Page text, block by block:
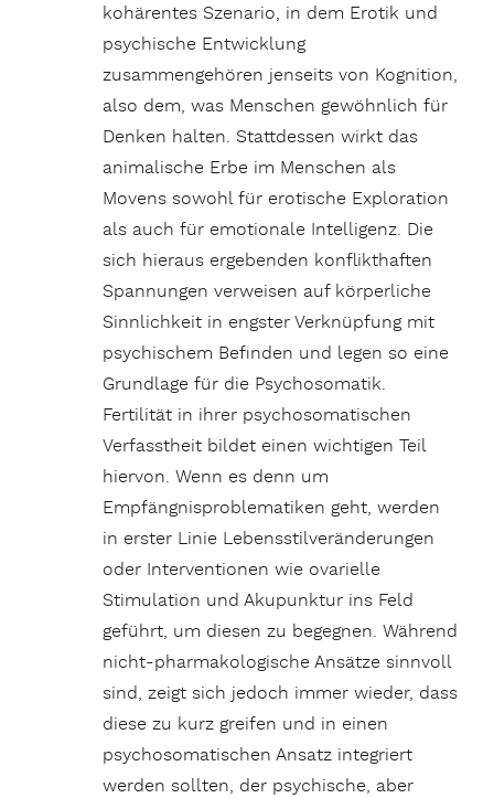
kohärentes Szenario, in dem Erotik und
psychische Entwicklung
zusammengehören jenseits von Kognition,
also dem, was Menschen gewöhnlich für
Denken halten. Stattdessen wirkt das
animalische Erbe im Menschen als
Movens sowohl für erotische Exploration
als auch für emotionale Intelligenz. Die
sich hieraus ergebenden konflikthaften
Spannungen verweisen auf körperliche
Sinnlichkeit in engster Verknüpfung mit
psychischem Befinden und legen so eine
Grundlage für die Psychosomatik.
Fertilität in ihrer psychosomatischen
Verfasstheit bildet einen wichtigen Teil
hiervon. Wenn es denn um
Empfängnisproblematiken geht, werden
in erster Linie Lebensstilveränderungen
oder Interventionen wie ovarielle
Stimulation und Akupunktur ins Feld
geführt, um diesen zu begegnen. Während
nicht-pharmakologische Ansätze sinnvoll
sind, zeigt sich jedoch immer wieder, dass
diese zu kurz greifen und in einen
psychosomatischen Ansatz integriert
werden sollten, der psychische, aber